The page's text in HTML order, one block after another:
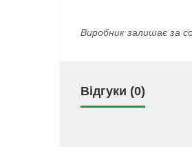
Виробник залишає за
Відгуки (0)